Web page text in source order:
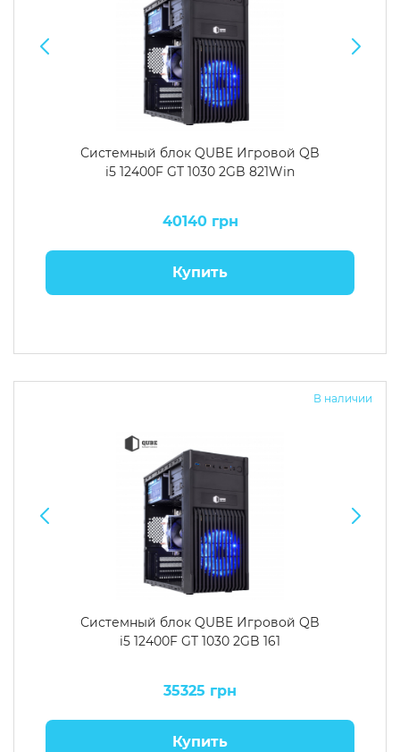
Системный блок QUBE Игровой QB
i5 12400F GT 1030 2GB 821Win
40140 грн
Купить
В наличии
Системный блок QUBE Игровой QB
i5 12400F GT 1030 2GB 161
35325 грн
Купить